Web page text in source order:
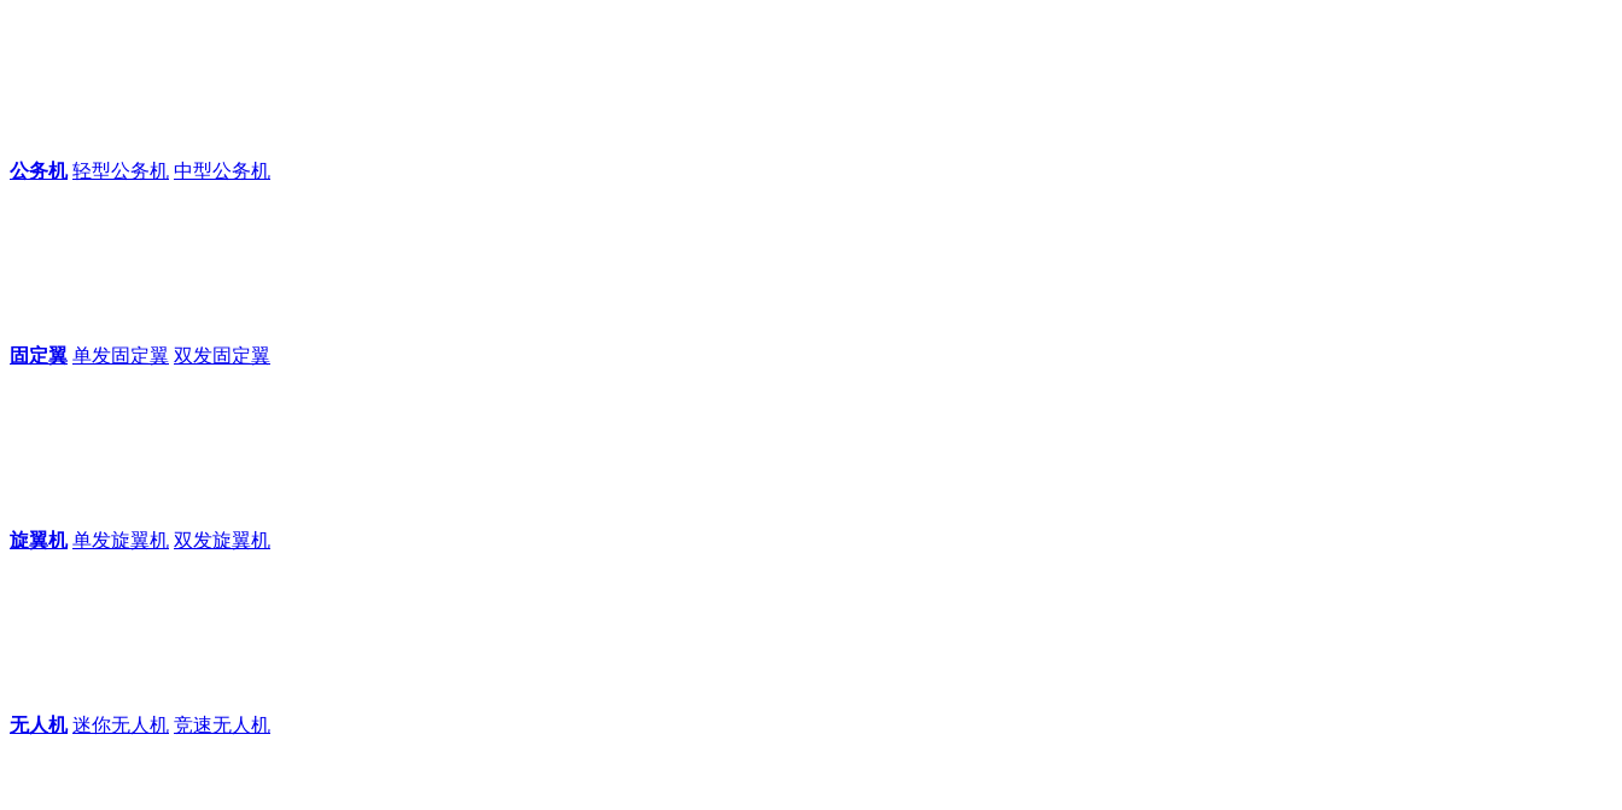
公务机 轻型公务机 中型公务机
固定翼 单发固定翼 双发固定翼
旋翼机 单发旋翼机 双发旋翼机
无人机 迷你无人机 竞速无人机